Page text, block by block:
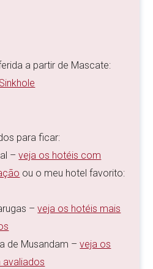
a partir de Mascate:
para ficar:
–veja os hotéis com
ou o meu hotel favorito:
–veja os hotéis mais
de Musandam –veja os
avaliados